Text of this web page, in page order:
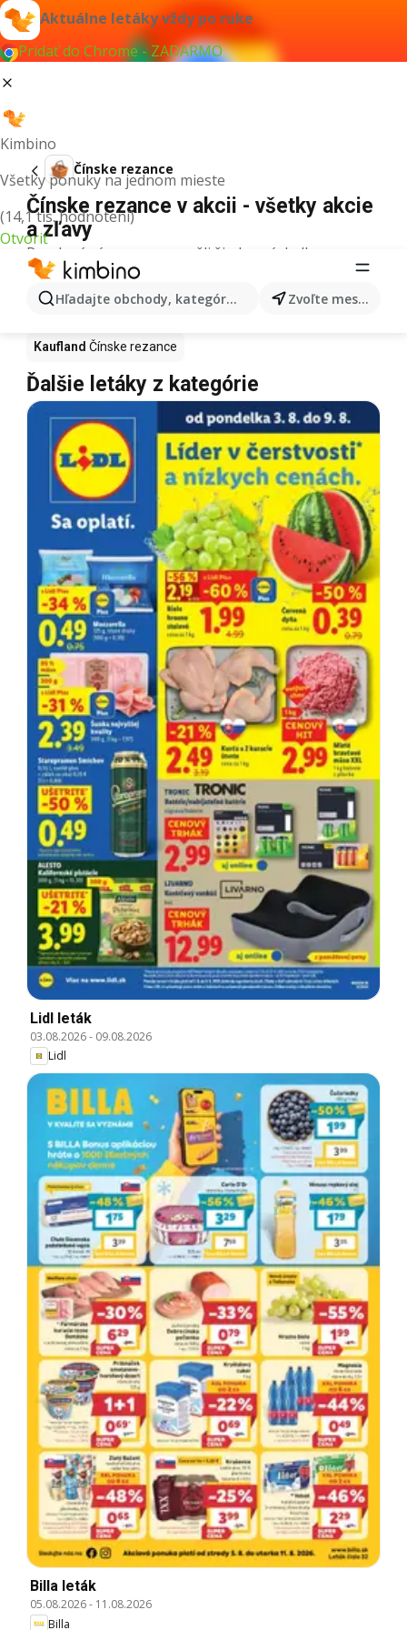
Aktuálne letáky vždy po ruke
Pridať do Chrome - ZADARMO
Kimbino
Všetky ponuky na jednom mieste
(14,1 tis. hodnotení)
Otvoriť
Hľadajte obchody, kategórie, produkty... Zvoľte mesto
Čínske rezance
Čínske rezance v akcii - všetky akcie
a zľavy
Pre daný výraz sme nenašli žiadne výsledky.
Čínske rezance v akcii - Kde kúpiť?
Tesco Čínske rezance LidlČínske rezance
Kaufland Čínske rezance
Ďalšie letáky z kategórie
Lidl leták
03.08.2026- 09.08.2026
Lidl
Billa leták
05.08.2026- 11.08.2026
Billa